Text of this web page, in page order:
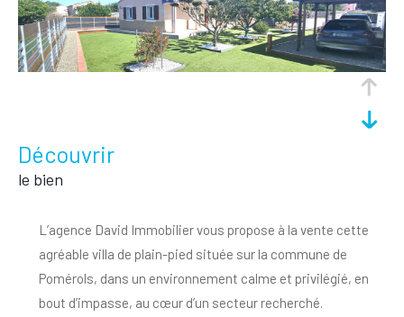
découvrir
le bien
L’agence David Immobiliervous propose à la vente cette
agréable villa de plain-pied située sur la commune de
Pomérols, dans un environnement calme et privilégié, en
bout d’impasse, au cœur d’un secteur recherché.